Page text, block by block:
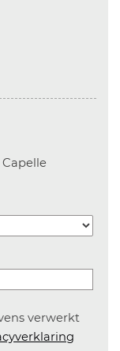
Aanvinken
informatie over
verwerkt